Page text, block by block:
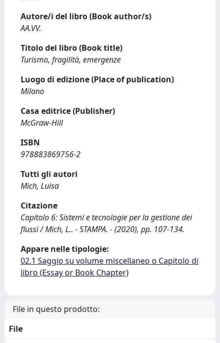
Autore/i del libro (Book author/s)
AA.VV.
Titolo del libro (Book title)
Turismo, fragilità, emergenze
Luogo di edizione (Place of publication)
Milano
Casa editrice (Publisher)
McGraw-Hill
ISBN
978883869756-2
Tutti gli autori
Mich, Luisa
Citazione
Capitolo 6: Sistemi e tecnologie per la gestione dei
flussi / Mich, L.. - STAMPA. - (2020), pp. 107-134.
Appare nelle tipologie:
02.1 Saggio su volume miscellaneo o Capitolo di
libro (Essay or Book Chapter)
File in questo prodotto:
File